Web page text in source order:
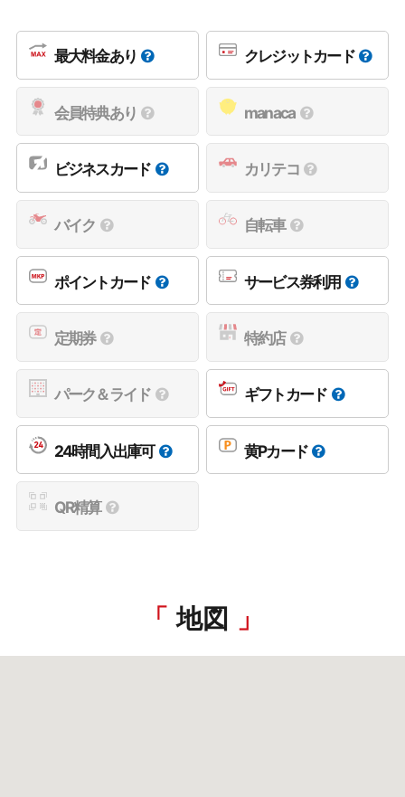
最大料金あり クレジットカード
会員特典あり manaca
ビジネスカード カリテコ
バイク 自転車
ポイントカード サービス券利用
定期券 特約店
パーク＆ライド ギフトカード
24時間入出庫可 黄Pカード
QR精算
地図